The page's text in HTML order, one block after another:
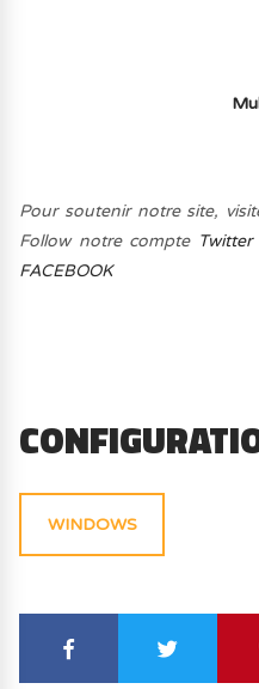
Pour soutenir notre site,
Follow notre compte Twitter
FACEBOOK
WINDOWS